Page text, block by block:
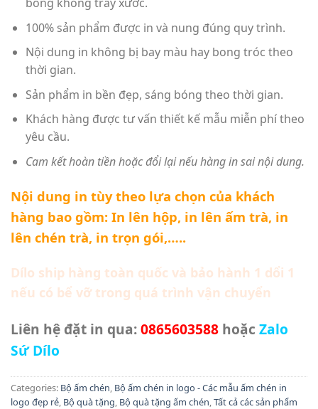
100% sản phẩm được in và nung đúng quy trình.
Nội dung in không bị bay màu hay bong tróc theo
thời gian.
Sản phẩm in bền đẹp, sáng bóng theo thời gian.
Khách hàng được tư vấn thiết kế mẫu miễn phí theo
yêu cầu.
Cam kết hoàn tiền hoặc đổi lại nếu hàng in sai nội dung.
Nội dung in tùy theo lựa chọn của khách
hàng bao gồm: In lên hộp, in lên ấm trà, in
lên chén trà, in trọn gói,…..
Dílo ship hàng toàn quốc và bảo hành 1 dổi 1
nếu có bể vỡ trong quá trình vận chuyển
Liên hệ đặt in qua:0865603588 hoặc Zalo
Sứ Dílo
Categories: Bộ ấm chén, Bộ ấm chén in logo - Các mẫu ấm chén in
logo đẹp rẻ, Bộ quà tặng, Bộ quà tặng ấm chén,Tất cả các sản phẩm